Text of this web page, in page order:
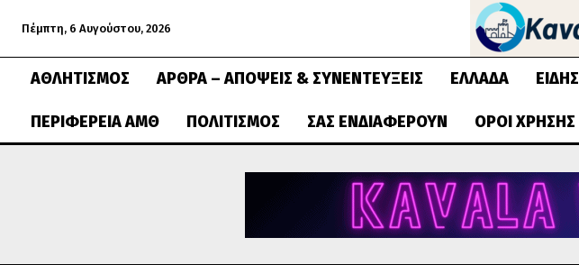
Πέμπτη, 6 Αυγούστου, 2026
ΑΘΛΗΤΙΣΜΌΣ ΆΡΘΡΑ – ΑΠΌΨΕΙΣ & ΣΥΝΕΝΤΕΎΞΕΙΣ ΕΛΛΆΔΑ
ΠΕΡΙΦΈΡΕΙΑ ΑΜΘ ΠΟΛΙΤΙΣΜΌΣ ΣΑΣ ΕΝΔΙΑΦΈΡΟΥΝ ΌΡΟΙ ΧΡΉΣΗΣ